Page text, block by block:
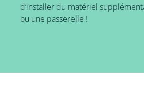
d’installer du matériel
ou une passerelle !